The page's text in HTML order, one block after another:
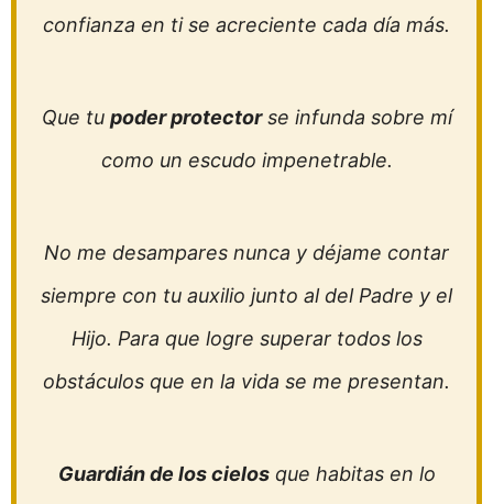
confianza en ti se acreciente cada día más.
Que tu poder protectorse infunda sobre mí
como un escudo impenetrable.
No me desampares nunca y déjame contar
siempre con tu auxilio junto al del Padre y el
Hijo. Para que logre superar todos los
obstáculos que en la vida se me presentan.
Guardián de los cielosque habitas en lo